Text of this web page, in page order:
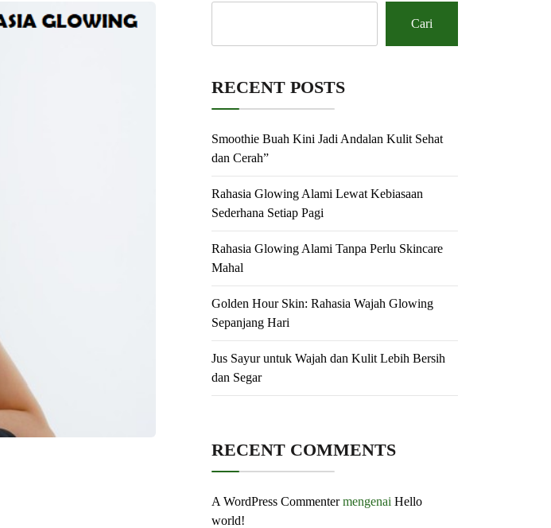
Cari
RECENT POSTS
Smoothie Buah Kini Jadi Andalan Kulit Sehat
dan Cerah”
Rahasia Glowing Alami Lewat Kebiasaan
Sederhana Setiap Pagi
Rahasia Glowing Alami Tanpa Perlu Skincare
Mahal
Golden Hour Skin: Rahasia Wajah Glowing
Sepanjang Hari
Jus Sayur untuk Wajah dan Kulit Lebih Bersih
dan Segar
RECENT COMMENTS
A WordPress Commentermengenai Hello
world!